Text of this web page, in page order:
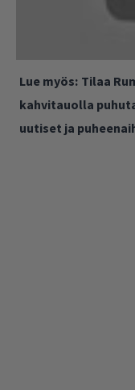
Lue myös: Tilaa
kahvitauolla
uutiset ja